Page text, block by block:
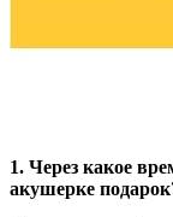
1. Через какое
акушерке